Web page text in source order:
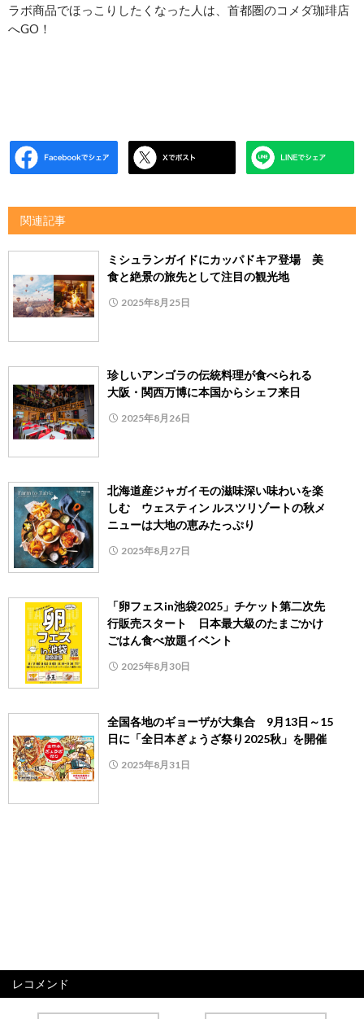
ラボ商品でほっこりしたくなった人は、首都圏のコメダ珈琲店
へGO！
関連記事
ミシュランガイドにカッパドキア登場 美
食と絶景の旅先として注目の観光地
2025年8月25日
珍しいアンゴラの伝統料理が食べられる
大阪・関西万博に本国からシェフ来日
2025年8月26日
北海道産ジャガイモの滋味深い味わいを楽
しむ ウェスティン ルスツリゾートの秋メ
ニューは大地の恵みたっぷり
2025年8月27日
「卵フェスin池袋2025」チケット第二次先
行販売スタート 日本最大級のたまごかけ
ごはん食べ放題イベント
2025年8月30日
全国各地のギョーザが大集合 9月13日～15
日に「全日本ぎょうざ祭り2025秋」を開催
2025年8月31日
レコメンド